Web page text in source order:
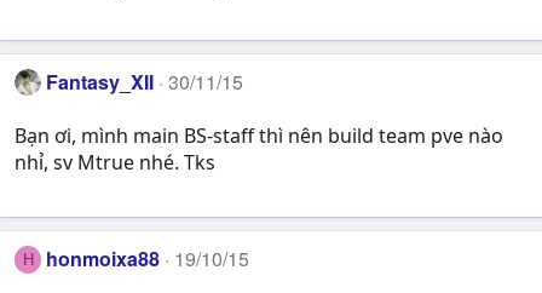
Fantasy_XII 30/11/15
Bạn ơi, mình main BS-staff thì nên build team pve nào
nhỉ, sv Mtrue nhé. Tks
H honmoixa88 19/10/15